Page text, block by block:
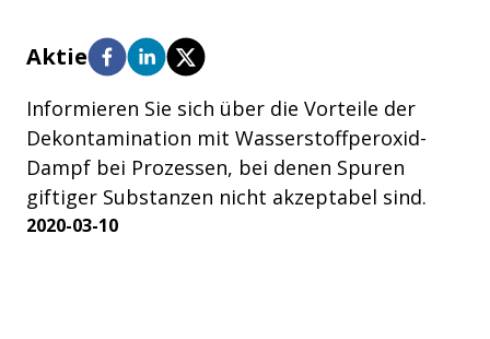
Aktie
Informieren Sie sich über die Vorteile der
Dekontamination mit Wasserstoffperoxid-
Dampf bei Prozessen, bei denen Spuren
giftiger Substanzen nicht akzeptabel sind.
2020-03-10